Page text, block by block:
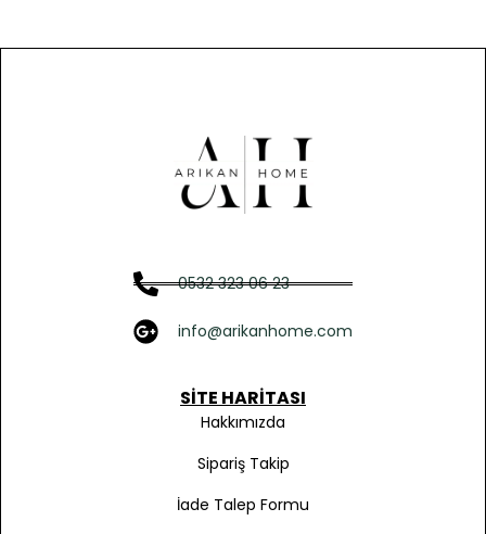
0532 323 06 23
info@arikanhome.com
SITE HARITASI
Hakkımızda
Sipariş Takip
İade Talep Formu